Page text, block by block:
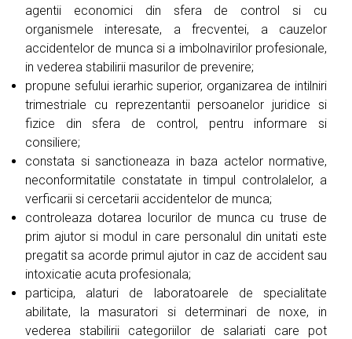
agentii economici din sfera de control si cu
organismele interesate, a frecventei, a cauzelor
accidentelor de munca si a imbolnavirilor profesionale,
in vederea stabilirii masurilor de prevenire;
propune sefului ierarhic superior, organizarea de intilniri
trimestriale cu reprezentantii persoanelor juridice si
fizice din sfera de control, pentru informare si
consiliere;
constata si sanctioneaza in baza actelor normative,
neconformitatile constatate in timpul controlalelor, a
verficarii si cercetarii accidentelor de munca;
controleaza dotarea locurilor de munca cu truse de
prim ajutor si modul in care personalul din unitati este
pregatit sa acorde primul ajutor in caz de accident sau
intoxicatie acuta profesionala;
participa, alaturi de laboratoarele de specialitate
abilitate, la masuratori si determinari de noxe, in
vederea stabilirii categoriilor de salariati care pot